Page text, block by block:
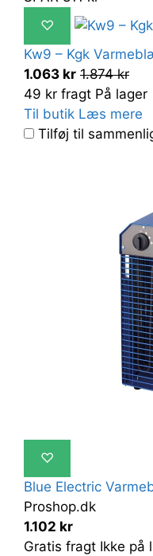
♡
Kw9 – Kgk
1.063 kr 1.874 kr
49 kr fragt På lager
Til butik Læs mere
Tilføj til
♡
Blue Electric
Proshop.dk
1.102 kr
Gratis fragt Ikke på